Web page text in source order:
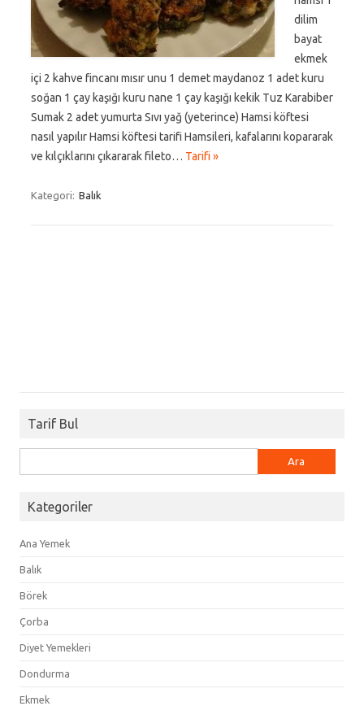
dilim
bayat
ekmek
içi 2 kahve fincanı mısır unu 1 demet maydanoz 1 adet kuru
soğan 1 çay kaşığı kuru nane 1 çay kaşığı kekik Tuz Karabiber
Sumak 2 adet yumurta Sıvı yağ (yeterince) Hamsi köftesi
nasıl yapılır Hamsi köftesi tarifi Hamsileri, kafalarını kopararak
ve kılçıklarını çıkararak fileto… Tarifi »
Kategori: Balık
Tarif Bul
Kategoriler
Ana Yemek
Balık
Börek
Çorba
Diyet Yemekleri
Dondurma
Ekmek